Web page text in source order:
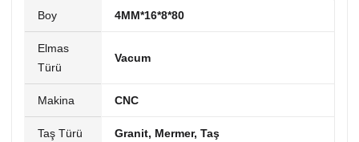
Boy 4MM*16*8*80
Elmas
Türü
Vacum
Makina CNC
Taş Türü Granit, Mermer, Taş